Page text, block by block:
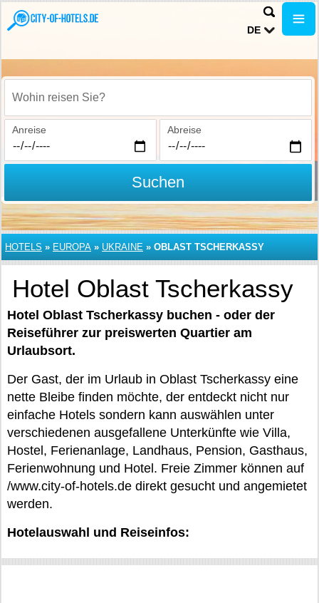
DE
Wohin reisen Sie?
Anreise Abreise
Suchen
HOTELS » EUROPA » UKRAINE » OBLAST TSCHERKASSY
Hotel Oblast Tscherkassy
Hotel Oblast Tscherkassy buchen - oder der
Reiseführer zur preiswerten Quartier am
Urlaubsort.
Der Gast, der im Urlaub in Oblast Tscherkassy eine
nette Bleibe finden möchte, der entdeckt nicht nur
einfache Hotels sondern kann auswählen unter
verschiedenen ausgefallene Unterkünfte wie Villa,
Hostel, Ferienanlage, Landhaus, Pension, Gasthaus,
Ferienwohnung und Hotel. Freie Zimmer können auf
/www.city-of-hotels.de direkt gesucht und angemietet
werden.
Hotelauswahl und Reiseinfos: